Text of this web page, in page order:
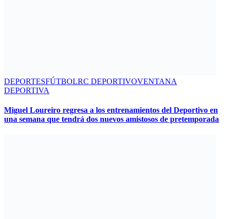
DEPORTESFÚTBOLRC DEPORTIVOVENTANA
DEPORTIVA
Miguel Loureiro regresa a los entrenamientos del Deportivo en
una semana que tendrá dos nuevos amistosos de pretemporada